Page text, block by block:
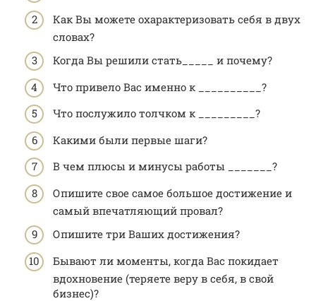
Как Вы можете охарактеризовать себя в двух
словах?
Когда Вы решили стать_____ и почему?
Что привело Вас именно к __________?
Что послужило толчком к _________?
Какими были первые шаги?
В чем плюсы и минусы работы _______?
Опишите свое самое большое достижение и
самый впечатляющий провал?
Опишите три Ваших достижения?
Бывают ли моменты, когда Вас покидает
вдохновение (теряете веру в себя, в свой
бизнес)?